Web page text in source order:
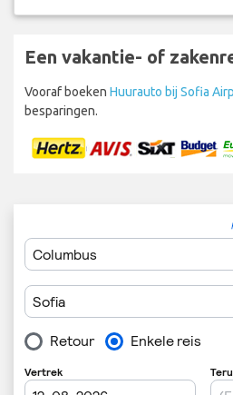
Een vakantie- of
Vooraf boeken Huurauto bij Sofia
besparingen.